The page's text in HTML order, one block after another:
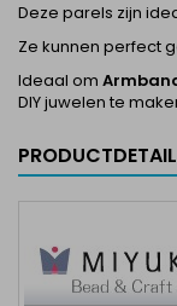
Deze parels zijn
Ze kunnen perfect
Ideaal om
DIY juwelen te